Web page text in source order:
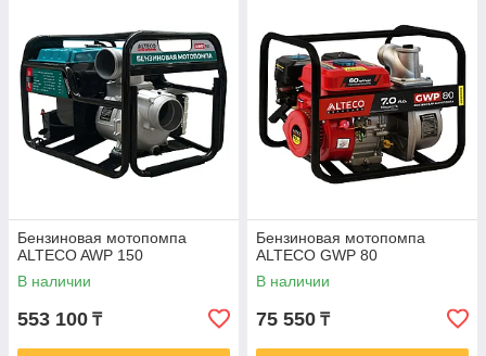
Бензиновая мотопомпа
ALTECO AWP 150
В наличии
553 100 ₸
Бензиновая мотопомпа
ALTECO GWP 80
В наличии
75 550 ₸